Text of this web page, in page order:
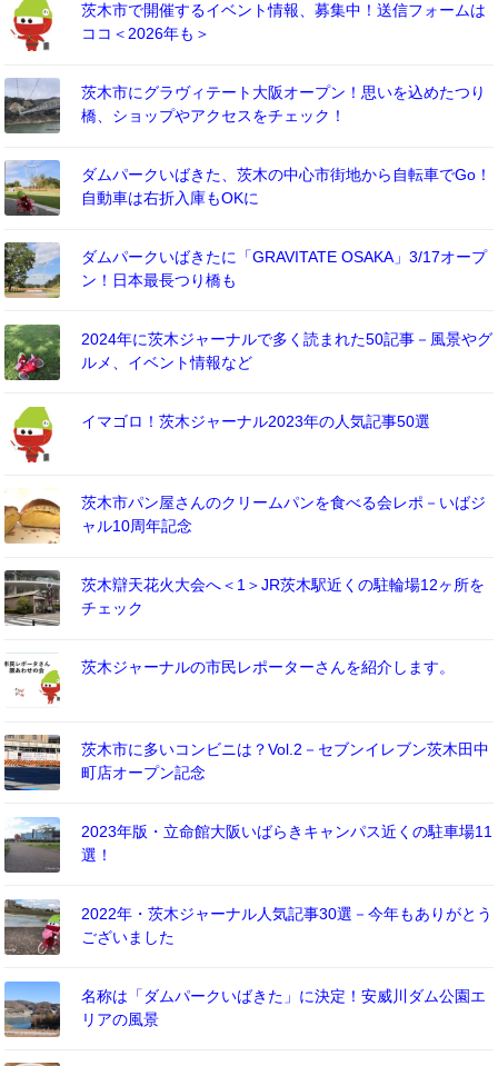
茨木市で開催するイベント情報、募集中！送信フォームは
ココ＜2026年も＞
茨木市にグラヴィテート大阪オープン！思いを込めたつり
橋、ショップやアクセスをチェック！
ダムパークいばきた、茨木の中心市街地から自転車でGo！
自動車は右折入庫もOKに
ダムパークいばきたに「GRAVITATE OSAKA」3/17オープ
ン！日本最長つり橋も
2024年に茨木ジャーナルで多く読まれた50記事－風景やグ
ルメ、イベント情報など
イマゴロ！茨木ジャーナル2023年の人気記事50選
茨木市パン屋さんのクリームパンを食べる会レポ－いばジ
ャル10周年記念
茨木辯天花火大会へ＜1＞JR茨木駅近くの駐輪場12ヶ所を
チェック
茨木ジャーナルの市民レポーターさんを紹介します。
茨木市に多いコンビニは？Vol.2－セブンイレブン茨木田中
町店オープン記念
2023年版・立命館大阪いばらきキャンパス近くの駐車場11
選！
2022年・茨木ジャーナル人気記事30選－今年もありがとう
ございました
名称は「ダムパークいばきた」に決定！安威川ダム公園エ
リアの風景